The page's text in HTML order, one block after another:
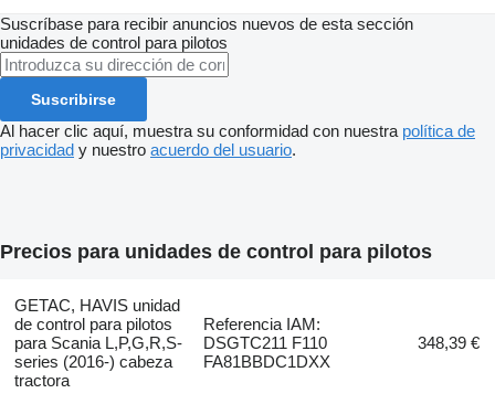
Suscríbase para recibir anuncios nuevos de esta sección
unidades de control para pilotos
Suscribirse
Al hacer clic aquí, muestra su conformidad con nuestra política de
privacidad y nuestro acuerdo del usuario.
Precios para unidades de control para pilotos
GETAC, HAVIS unidad
de control para pilotos
para Scania L,P,G,R,S-
series (2016-) cabeza
tractora
Referencia IAM:
DSGTC211 F110
FA81BBDC1DXX
348,39 €